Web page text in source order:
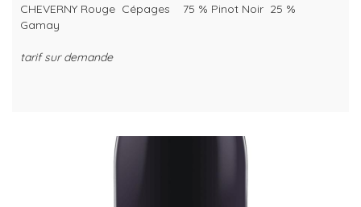
CHEVERNY Rouge Cépages 75 % Pinot Noir 25 %
Gamay
tarif sur demande